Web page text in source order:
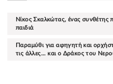
Νίκος Σκαλκώτας, ένας συνθέτης
παιδιά
Παραμύθι για αφηγητή και
τις άλλες... και ο Δράκος του